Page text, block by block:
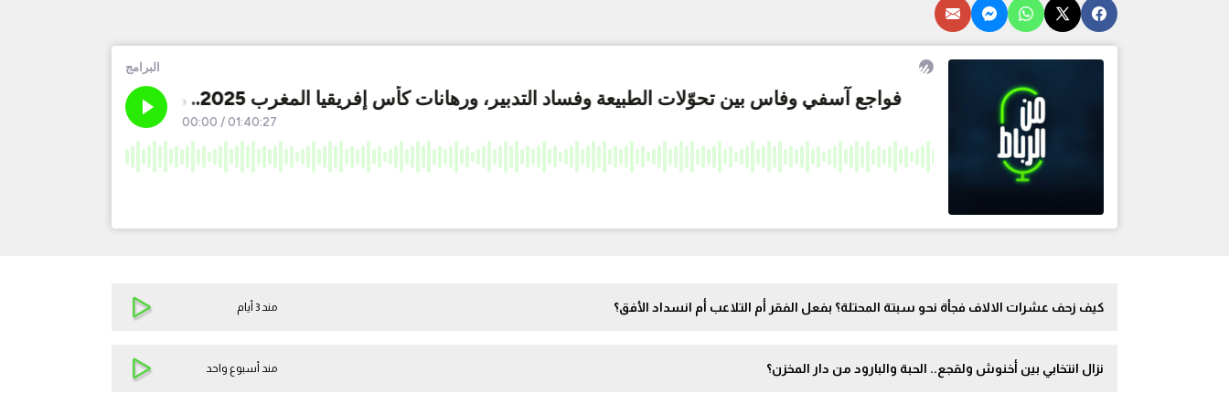
كيف زحف عشرات الالاف فجأة نحو سبتة المحتلة؟ بفعل الفقر أم التلاعب أم انسداد الأفق؟ مند 3 أيام
نزال انتخابي بين أخنوش ولقجع.. الحبة والبارود من دار المخزن؟ مند أسبوع واحد